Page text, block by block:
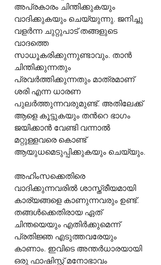
അപ്രകാരം ചിന്തിക്കുകയും
വാദിക്കുകയും ചെയ്യുന്നു. ജനിച്ചു
വളർന്ന ചുറ്റുപാട് തങ്ങളുടെ
വാദത്തെ
സാധൂകരിക്കുന്നുണ്ടാവും. താൻ
ചിന്തിക്കുന്നതും
പ്രവർത്തിക്കുന്നതും മാത്രമാണ്
ശരി എന്ന ധാരണ
പുലർത്തുന്നവരുമുണ്ട്. അതിലേക്ക്
ആളെ കൂട്ടുകയും തൻറെ ഭാഗം
ജയിക്കാൻ വേണ്ടി വന്നാൽ
മറ്റുള്ളവരെ കൊണ്ട്
ആയുധമെടുപ്പിക്കുകയും ചെയ്യും.
അഹിംസക്കെതിരെ
വാദിക്കുന്നവരിൽ ശാസ്ത്രീയമായി
കാര്യങ്ങളെ കാണുന്നവരും ഉണ്ട്.
തങ്ങൾക്കെതിരായ ഏത്
ചിന്തയെയും എതിർക്കുമെന്ന്
പ്രതിജ്ഞ എടുത്തവരേയും
കാണാം. ഇവിടെ അന്തർധാരയായി
ഒരു ഫാഷിസ്റ്റ് മനോഭാവം